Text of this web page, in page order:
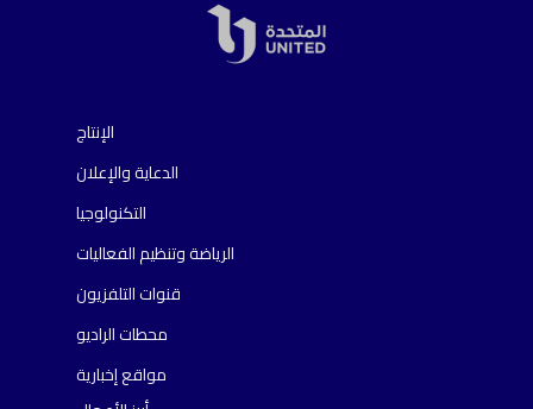
الإنتاج
الدعاية والإعلان
التكنولوجيا
الرياضة وتنظيم الفعاليات
قنوات التلفزيون
محطات الراديو
مواقع إخبارية